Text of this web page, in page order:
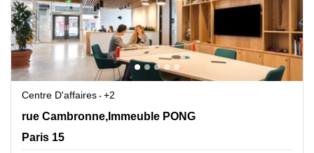
Centre D'affaires
+2
42 rue Cambronne,Immeuble PONG, Paris 15
rue Cambronne,Immeuble PONG
Paris 15